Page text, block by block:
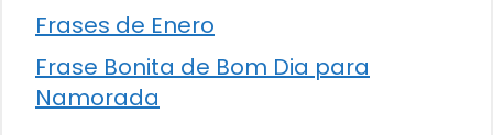
Frases de Enero
Frase Bonita de Bom Dia para
Namorada